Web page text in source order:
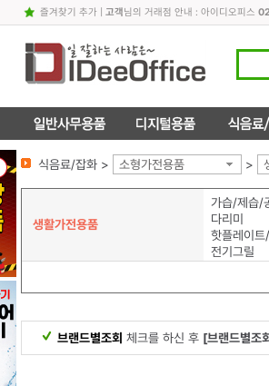
즐겨찾기 추가| 고객님의 거래점 안내 : 아이디오피스
식음료/잡화 > 소형가전용품 >
생활가전용품
가습/제습/
다리미
핫플레이트
전기그릴
브랜드별조회 체크를 하신 후 [브랜드별조